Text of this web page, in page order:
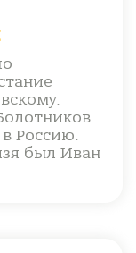
Россию.
был Иван